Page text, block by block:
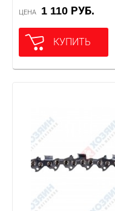
ЦЕНА 1 110 РУБ.
КУПИТЬ